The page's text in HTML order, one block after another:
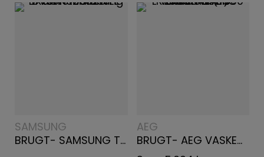
SAMSUNG
BRUGT- SAMSUNG TØRRETUMBLER DV90N62632WEE
AEG
BRUGT- AEG VASKEMASKINE LR733G94E (7000 PROSTEAM®)